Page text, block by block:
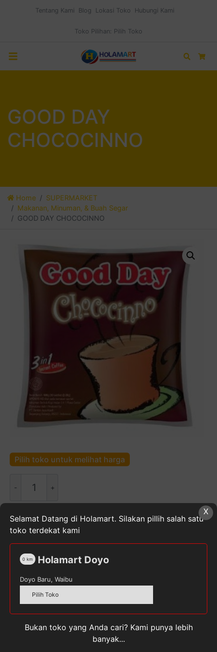
Tentang Kami Blog Lokasi Toko Hubungi Kami
Toko Pilihan: Pilih Toko
Search
GOOD DAY
CHOCOCINNO
Home
SUPERMARKET
Makanan, Minuman, & Buah Segar
GOOD DAY CHOCOCINNO
Pilih toko untuk melihat harga
GOOD
DAY
CHOCOCINNO
SKU:8991002103832
Ulasan (0)
X
Selamat Datang di Holamart. Silakan pillih salah satu
toko terdekat kami
Holamart Doyo
0 km
Doyo Baru, Waibu
Pilih Toko
Bukan toko yang Anda cari? Kami punya lebih
banyak...